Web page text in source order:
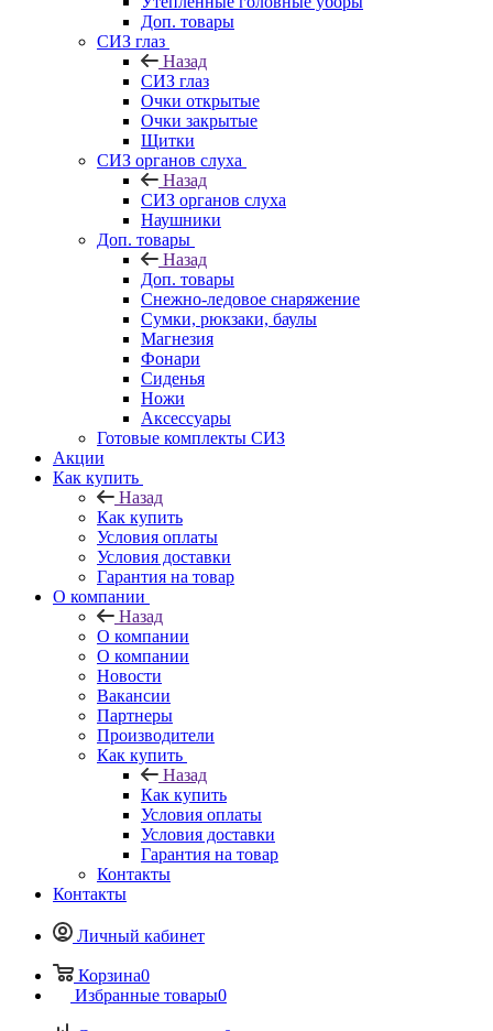
Доп. товары
СИЗ глаз
Назад
СИЗ глаз
Очки открытые
Очки закрытые
Щитки
СИЗ органов слуха
Назад
СИЗ органов слуха
Наушники
Доп. товары
Назад
Доп. товары
Снежно-ледовое снаряжение
Сумки, рюкзаки, баулы
Магнезия
Фонари
Сиденья
Ножи
Аксессуары
Готовые комплекты СИЗ
Акции
Как купить
Назад
Как купить
Условия оплаты
Условия доставки
Гарантия на товар
О компании
Назад
О компании
О компании
Новости
Вакансии
Партнеры
Производители
Как купить
Назад
Как купить
Условия оплаты
Условия доставки
Гарантия на товар
Контакты
Контакты
Личный кабинет
Корзина0
Избранные товары0